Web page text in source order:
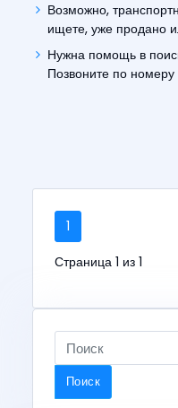
Возможно,
ищете, уже продано
Нужна помощь в
Позвоните по номеру
1
Страница 1 из 1
Поиск